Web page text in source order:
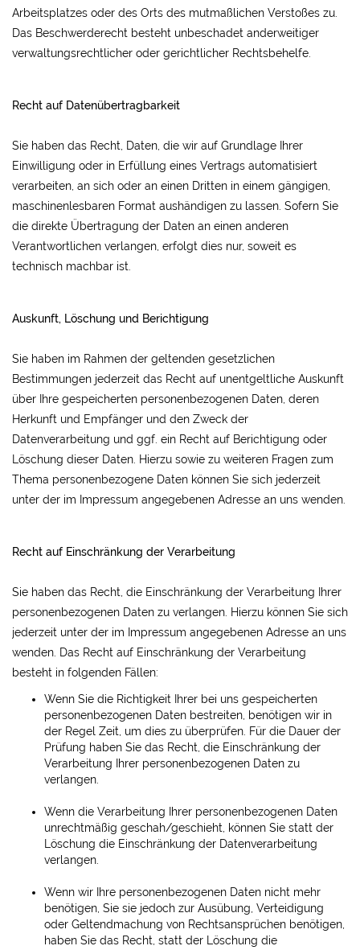
Arbeitsplatzes oder des Orts des mutmaßlichen Verstoßes zu.
Das Beschwerderecht besteht unbeschadet anderweitiger
verwaltungsrechtlicher oder gerichtlicher Rechtsbehelfe.
Recht auf Datenübertragbarkeit
Sie haben das Recht, Daten, die wir auf Grundlage Ihrer
Einwilligung oder in Erfüllung eines Vertrags automatisiert
verarbeiten, an sich oder an einen Dritten in einem gängigen,
maschinenlesbaren Format aushändigen zu lassen. Sofern Sie
die direkte Übertragung der Daten an einen anderen
Verantwortlichen verlangen, erfolgt dies nur, soweit es
technisch machbar ist.
Auskunft, Löschung und Berichtigung
Sie haben im Rahmen der geltenden gesetzlichen
Bestimmungen jederzeit das Recht auf unentgeltliche Auskunft
über Ihre gespeicherten personenbezogenen Daten, deren
Herkunft und Empfänger und den Zweck der
Datenverarbeitung und ggf. ein Recht auf Berichtigung oder
Löschung dieser Daten. Hierzu sowie zu weiteren Fragen zum
Thema personenbezogene Daten können Sie sich jederzeit
unter der im Impressum angegebenen Adresse an uns wenden.
Recht auf Einschränkung der Verarbeitung
Sie haben das Recht, die Einschränkung der Verarbeitung Ihrer
personenbezogenen Daten zu verlangen. Hierzu können Sie sich
jederzeit unter der im Impressum angegebenen Adresse an uns
wenden. Das Recht auf Einschränkung der Verarbeitung
besteht in folgenden Fällen:
Wenn Sie die Richtigkeit Ihrer bei uns gespeicherten
personenbezogenen Daten bestreiten, benötigen wir in
der Regel Zeit, um dies zu überprüfen. Für die Dauer der
Prüfung haben Sie das Recht, die Einschränkung der
Verarbeitung Ihrer personenbezogenen Daten zu
verlangen.
Wenn die Verarbeitung Ihrer personenbezogenen Daten
unrechtmäßig geschah/geschieht, können Sie statt der
Löschung die Einschränkung der Datenverarbeitung
verlangen.
Wenn wir Ihre personenbezogenen Daten nicht mehr
benötigen, Sie sie jedoch zur Ausübung, Verteidigung
oder Geltendmachung von Rechtsansprüchen benötigen,
haben Sie das Recht, statt der Löschung die